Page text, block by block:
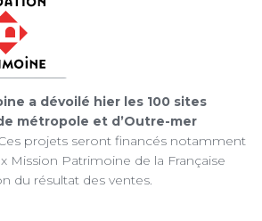
a dévoilé hier les 100 sites
métropole et d’Outre-mer
projets seront financés notamment
Mission Patrimoine de la Française
du résultat des ventes.